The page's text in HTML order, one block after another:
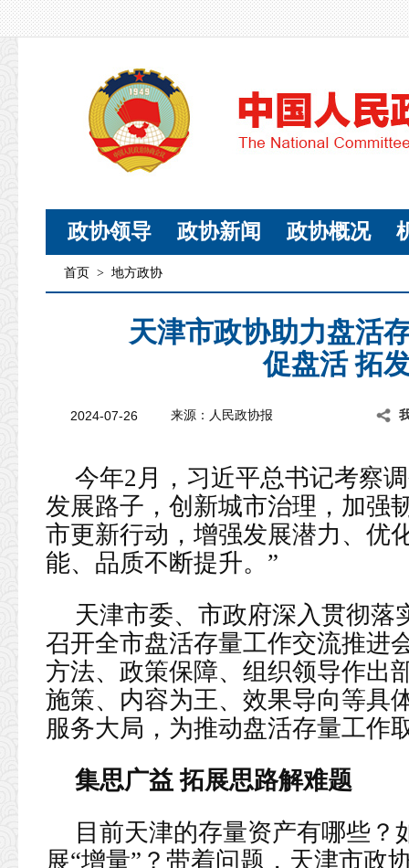
政协领导 政协新闻 政协概况
首页 > 地方政协
天津市政协助力盘活
促盘活 拓
2024-07-26 来源：人民政协报
今年2月，习近平总书记考察
发展路子，创新城市治理，加强
市更新行动，增强发展潜力、优
能、品质不断提升。”
天津市委、市政府深入贯彻落
召开全市盘活存量工作交流推进
方法、政策保障、组织领导作出
施策、内容为王、效果导向等具
服务大局，为推动盘活存量工作
集思广益 拓展思路解难题
目前天津的存量资产有哪些
展“增量”？带着问题，天津市政